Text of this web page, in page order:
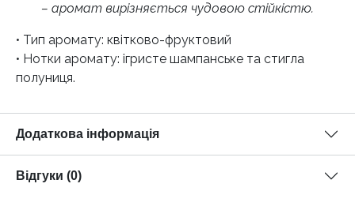
– аромат вирізняється чудовою стійкістю.
• Тип аромату: квітково-фруктовий
• Нотки аромату: ігристе шампанське та стигла
полуниця.
Додаткова інформація
Відгуки (0)